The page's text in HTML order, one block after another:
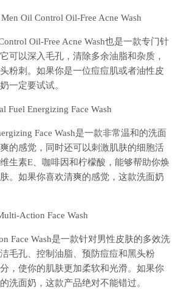
Oil Control Oil-Free Acne Wash
Oil-Free Acne Wash也是一款专门针
可以深入毛孔，清除多余油脂和杂质，
粉刺。如果你是一位痘痘肌或者油性皮
一定要试试。
Fuel Energizing Face Wash
Face Wash是一款非常温和的洗面
的感觉，同时还可以刺激肌肤的细胞活
生素E、咖啡因和柠檬酸，能够帮助你焕
。如果你喜欢清爽的感觉，这款洗面奶
Action Face Wash
Face Wash是一款针对男性皮肤的多效洗
毛孔、控制油脂、预防痘痘和黑头粉
，使你的肌肤更加柔软和光滑。如果你
洗面奶，这款产品绝对不能错过。